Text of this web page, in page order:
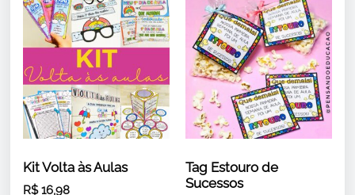
Kit Volta às Aulas
R$16,98
Tag Estouro de
Sucessos